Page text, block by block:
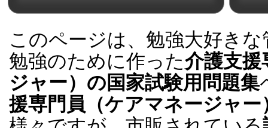
このページは、勉強大好き
勉強のために作った介護支援
ジャー）の国家試験用問題集
援専門員（ケアマネージャー